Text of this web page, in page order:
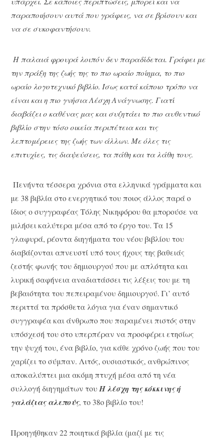
παραποιήσουν αυτά που γράφεις, να σε βρίσουν και
να σε συκοφαντήσουν.
Η παλαιά φρουρά λοιπόν δεν παραδίδεται. Γράφει με
την πράξη της ζωής της το πιο ωραίο ποίημα, το πιο
ωραίο λογοτεχνικό βιβλίο. Ίσως κατά κάποιο τρόπο να
είναι και η πιο γνήσια Λέσχη Ανάγνωσης. Γιατί
διαβάζει ο καθένας μας και συζητάει το πιο αυθεντικό
βιβλίο στην τόσο οικεία περιπέτεια και τις
λεπτομέρειες της ζωής των άλλων. Με όλες τις
επιτυχίες, τις διαψεύσεις, τα πάθη και τα λάθη τους.
Πενήντα τέσσερα χρόνια στα ελληνικά γράμματα και
με 38 βιβλία στο ενεργητικό του ποιος άλλος παρά ο
ίδιος ο συγγραφέας Τόλης Νικηφόρου θα μπορούσε να
μιλήσει καλύτερα μέσα από το έργο του. Τα 15
γλαφυρά, ρέοντα διηγήματα του νέου βιβλίου του
διαβάζονται απνευστί υπό τους ήχους της βαθειάς
ζεστής φωνής του δημιουργού που με απλότητα και
λυρική σαφήνεια αναδιατάσσει τις λέξεις του με τη
βεβαιότητα του πεπειραμένου δημιουργού. Γι’ αυτό
περιττά τα πρόσθετα λόγια για έναν σημαντικό
συγγραφέα και άνθρωπο που παραμένει πιστός στην
υπόσχεσή του στο υπερπέραν να προσφέρει ετησίως
την ψυχή του, ένα βιβλίο, για κάθε χρόνο ζωής που του
χαρίζει το σύμπαν. Λιτός, ουσιαστικός, ανθρώπινος
αποκαλύπτει μια ακόμη πτυχή μέσα από τη νέα
συλλογή διηγημάτων τουΗ λέσχη της κόκκινης ή
γαλάζιας αλεπούς, το 38o βιβλίο του!
Προηγήθηκαν 22 ποιητικά βιβλία (μαζί με τις